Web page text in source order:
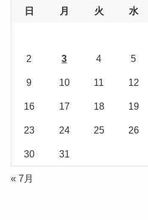
日 月 火 水
2 3 4 5
9 10 11 12
16 17 18 19
23 24 25 26
30 31
« 7月